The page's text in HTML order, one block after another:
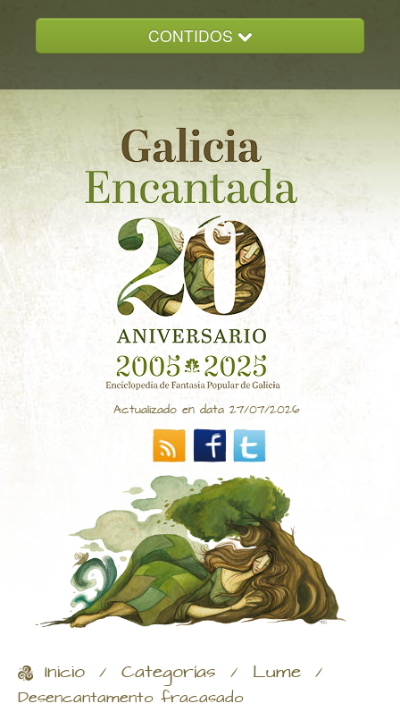
CONTIDOS
GALICIA ENCANTADA
DOCUMENTACION
NOVAS
CONTACTO
Actualizado en data 27/07/2026
Inicio / Categorías / Lume /
Desencantamento fracasado